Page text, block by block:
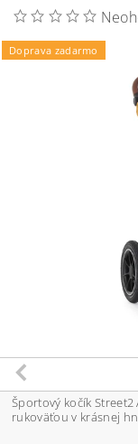
Doprava zadarmo
Športový kočík
rukoväťou v krásnej